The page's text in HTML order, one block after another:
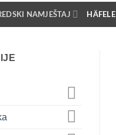
NAMJEŠTAJ HÄFELE